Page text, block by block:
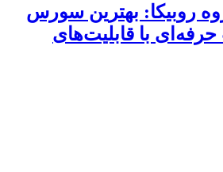
روبیکا: بهترین سورس
با قابلیت‌های